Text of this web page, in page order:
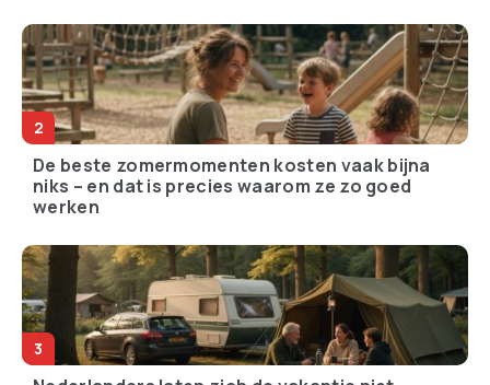
De beste zomermomenten kosten vaak bijna
niks – en dat is precies waarom ze zo goed
werken